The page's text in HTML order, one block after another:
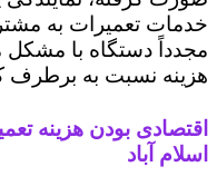
خدمات تعمیرات به
مجدداً دستگاه با
هزینه نسبت به برطرف
اقتصادی بودن هزینه
اسلام آباد